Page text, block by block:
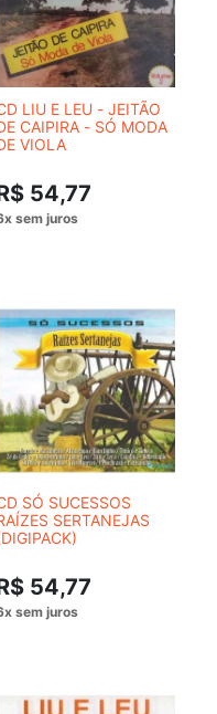
LIU E LEU - JEITÃO
CAIPIRA - SÓ MODA
VIOLA
54,77
SÓ SUCESSOS
SERTANEJAS
54,77